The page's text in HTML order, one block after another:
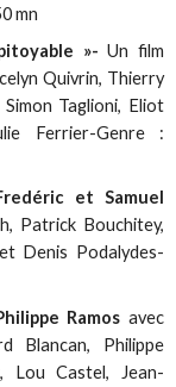
mn
»- Un film
Quivrin, Thierry
Taglioni, Eliot
Ferrier-Genre :
et Samuel
Patrick Bouchitey,
Denis Podalydes-
Ramos avec
Blancan, Philippe
Lou Castel, Jean-